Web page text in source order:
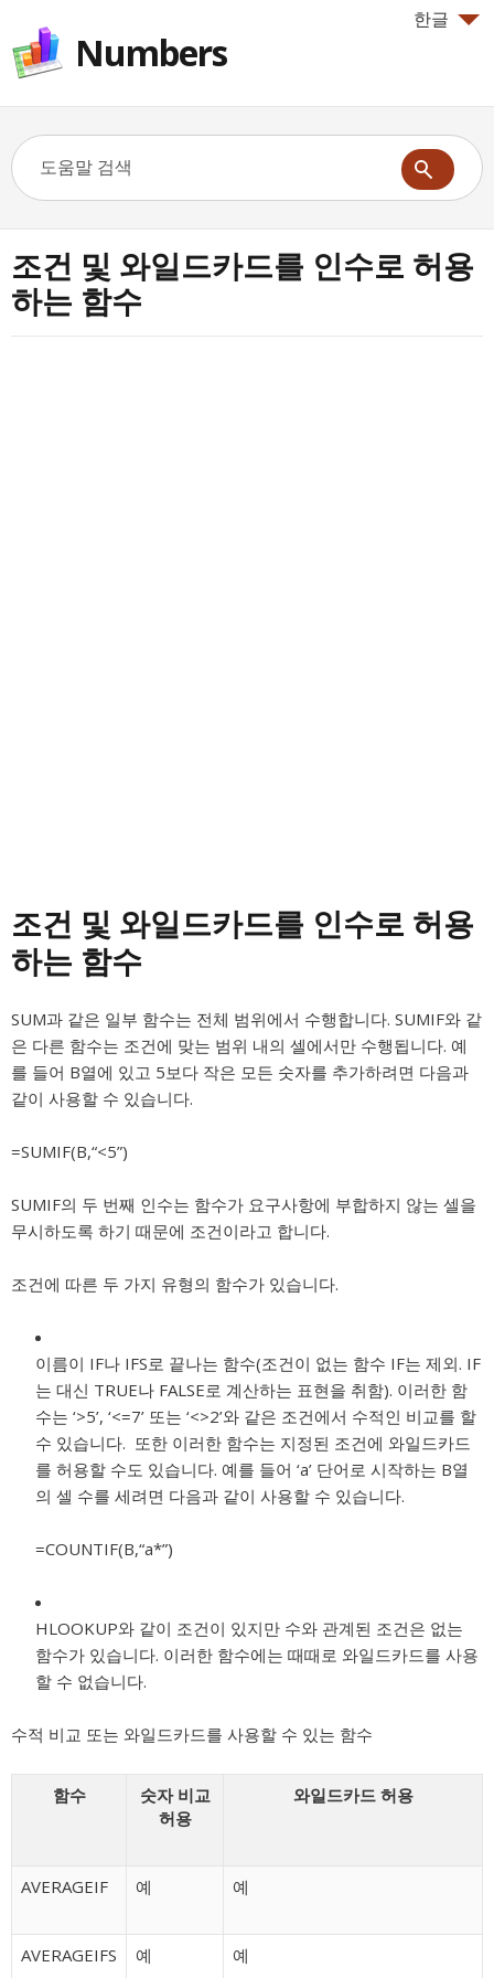
한글
Numbers
조건 및 와일드카드를 인수로 허용
하는 함수
조건 및 와일드카드를 인수로 허용
하는 함수
SUM과 같은 일부 함수는 전체 범위에서 수행합니다. SUMIF와 같
은 다른 함수는 조건에 맞는 범위 내의 셀에서만 수행됩니다. 예
를 들어 B열에 있고 5보다 작은 모든 숫자를 추가하려면 다음과
같이 사용할 수 있습니다.
=SUMIF(B,“<5”)
SUMIF의 두 번째 인수는 함수가 요구사항에 부합하지 않는 셀을
무시하도록 하기 때문에 조건이라고 합니다.
조건에 따른 두 가지 유형의 함수가 있습니다.
이름이 IF나 IFS로 끝나는 함수(조건이 없는 함수 IF는 제외. IF
는 대신 TRUE나 FALSE로 계산하는 표현을 취함). 이러한 함
수는 ‘>5’, ‘<=7’ 또는 ‘<>2’와 같은 조건에서 수적인 비교를 할
수 있습니다. 또한 이러한 함수는 지정된 조건에 와일드카드
를 허용할 수도 있습니다. 예를 들어 ‘a’ 단어로 시작하는 B열
의 셀 수를 세려면 다음과 같이 사용할 수 있습니다.
=COUNTIF(B,“a*”)
HLOOKUP와 같이 조건이 있지만 수와 관계된 조건은 없는
함수가 있습니다. 이러한 함수에는 때때로 와일드카드를 사용
할 수 없습니다.
수적 비교 또는 와일드카드를 사용할 수 있는 함수
함수
숫자 비교
허용
와일드카드 허용
AVERAGEIF 예 예
AVERAGEIFS 예 예